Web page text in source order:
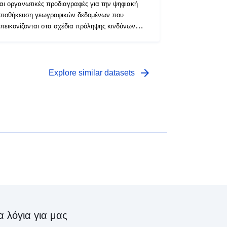
οργανωτικές προδιαγραφές για την ψηφιακή
γεωγραφικών δεδομένων που
στα σχέδια πρόληψης κινδύνων
από τις πυρκαγιές και την πρόληψη σοβαρών
Explore similar datasets arrow_forward
λόγια για μας